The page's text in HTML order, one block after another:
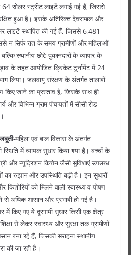
64 सोलर स्ट्रीट लाइटें लगाई गई हैं, जिससे
हुआ है। इसके अतिरिक्त देवरामाल और
लाइटें स्थापित की गई हैं, जिससे 6,481
न सिर्फ रात के समय ग्रामीणों और महिलाओं
स्थानीय छोटे दुकानदारों के व्यापार के
के तहत आयोजित क्रिकेट टूर्नामेंट में 24
लिया। जलवायु संरक्षण के अंतर्गत तालाबों
किए जाने का प्रस्ताव है, जिसके साथ ही
और विभिन्न ग्राम पंचायतों में सीसी रोड
महिला एवं बाल विकास के अंतर्गत
में व्यापक सुधार किया गया है। बच्चों के
और न्यूट्रिशन किचेन जैसी सुविधाएं उपलब्ध
का रुझान और उपस्थिति बढ़ी है। इन सुधारों
किशोरियों को मिलने वाली स्वास्थ्य व पोषण
से अधिक आसान और प्रभावी हो गई है।
में किए गए ये दूरगामी सुधार किसी एक क्षेत्र
से लेकर स्वास्थ्य और सुरक्षा तक ग्रामीणों
बना रहे हैं, जिसकी सराहना स्थानीय
की जा रही है।